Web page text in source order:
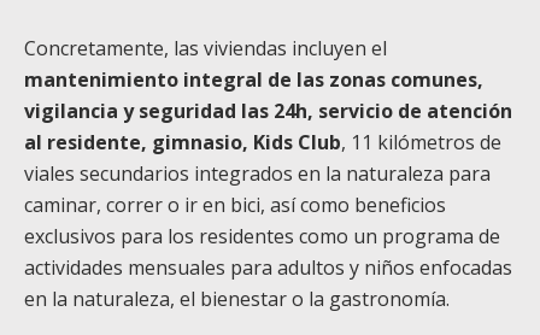
Concretamente, las viviendas incluyen el
mantenimiento integral de las zonas comunes,
vigilancia y seguridad las 24h, servicio de atención
al residente, gimnasio, Kids Club, 11 kilómetros de
viales secundarios integrados en la naturaleza para
caminar, correr o ir en bici, así como beneficios
exclusivos para los residentes como un programa de
actividades mensuales para adultos y niños enfocadas
en la naturaleza, el bienestar o la gastronomía.